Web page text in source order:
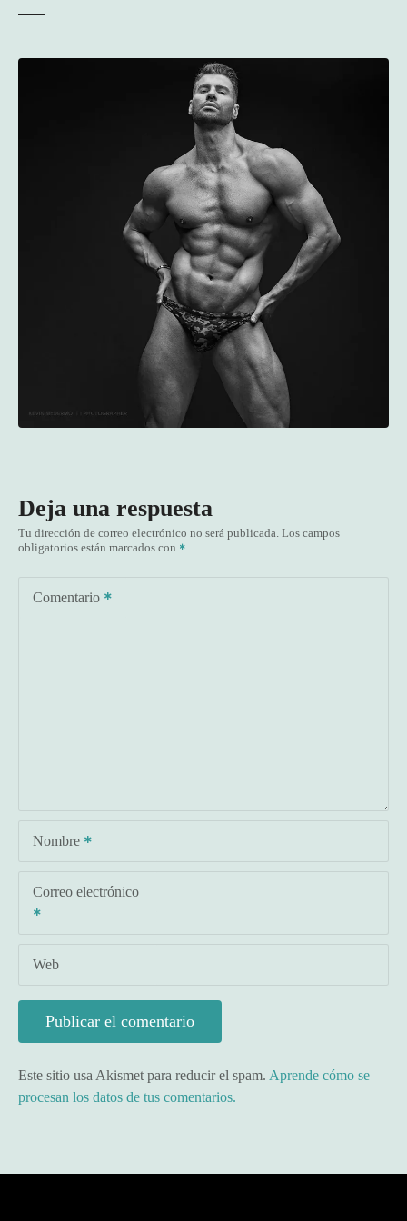
Deja una respuesta
Tu dirección de correo electrónico no será publicada. Los campos
obligatorios están marcados con
Comentario
Nombre
Correo electrónico
Web
Este sitio usa Akismet para reducir el spam. Aprende cómo se
procesan los datos de tus comentarios.